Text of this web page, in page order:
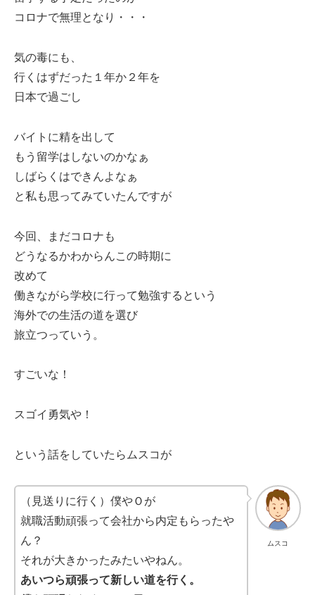
コロナで無理となり・・・
気の毒にも、
行くはずだった１年か２年を
日本で過ごし
バイトに精を出して
もう留学はしないのかなぁ
しばらくはできんよなぁ
と私も思ってみていたんですが
今回、まだコロナも
どうなるかわからんこの時期に
改めて
働きながら学校に行って勉強するという
海外での生活の道を選び
旅立つっていう。
すごいな！
スゴイ勇気や！
という話をしていたらムスコが
ムスコ
（見送りに行く）僕やＯが
就職活動頑張って会社から内定もらったや
ん？
それが大きかったみたいやねん。
あいつら頑張って新しい道を行く。